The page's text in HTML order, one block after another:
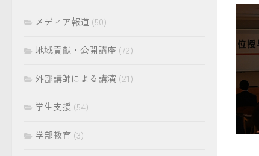
メディア報道 (50)
地域貢献・公開講座 (72)
外部講師による講演 (21)
学生支援 (54)
学部教育 (3)